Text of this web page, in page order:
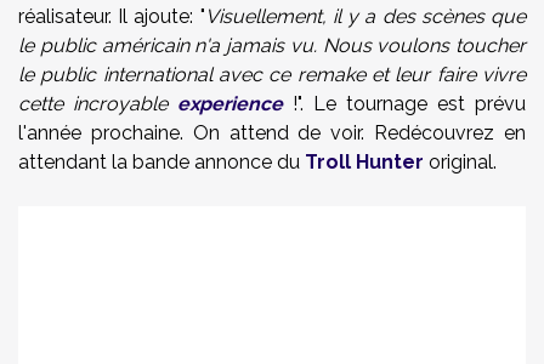
réalisateur. Il ajoute: " Visuellement, il y a des scènes que
le public américain n'a jamais vu. Nous voulons toucher
le public international avec ce remake et leur faire vivre
cette incroyable experience !". Le tournage est prévu
l'année prochaine. On attend de voir. Redécouvrez en
attendant la bande annonce du Troll Hunter original.